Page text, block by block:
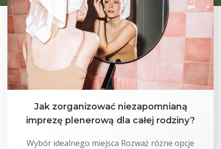
Jak zorganizować niezapomnianą
imprezę plenerową dla całej rodziny?
Wybór idealnego miejsca Rozważ różne opcje